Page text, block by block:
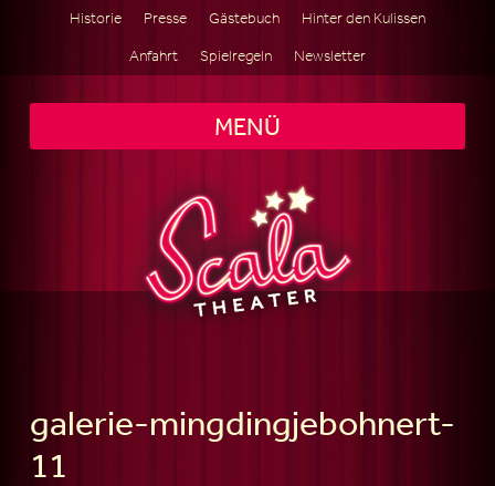
Historie Presse Gästebuch
Hinter den Kulissen
Anfahrt
Spielregeln Newsletter
MENÜ
galerie-mingdingjebohnert-
11